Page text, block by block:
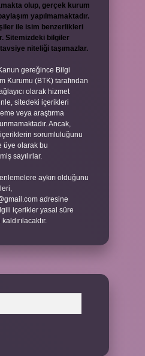
olup, gerçek kurum
yapılmamaktadır.
ile isim benzerlikleri
Sitemizdeki bilgiler
niteliği taşımazlar.
gereğince Bilgi
Kurumu (BTK) tarafından
olarak hizmet
sitedeki içerikleri
veya araştırma
Ancak,
sorumluluğunu
üye olarak bu
sayılırlar.
aykırı olduğunu
adresine
içerikler yasal süre